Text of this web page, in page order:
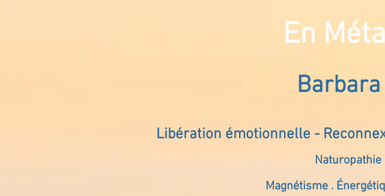
En
Barbara
Libération émotionnelle -
Naturopathie
Magnétisme .